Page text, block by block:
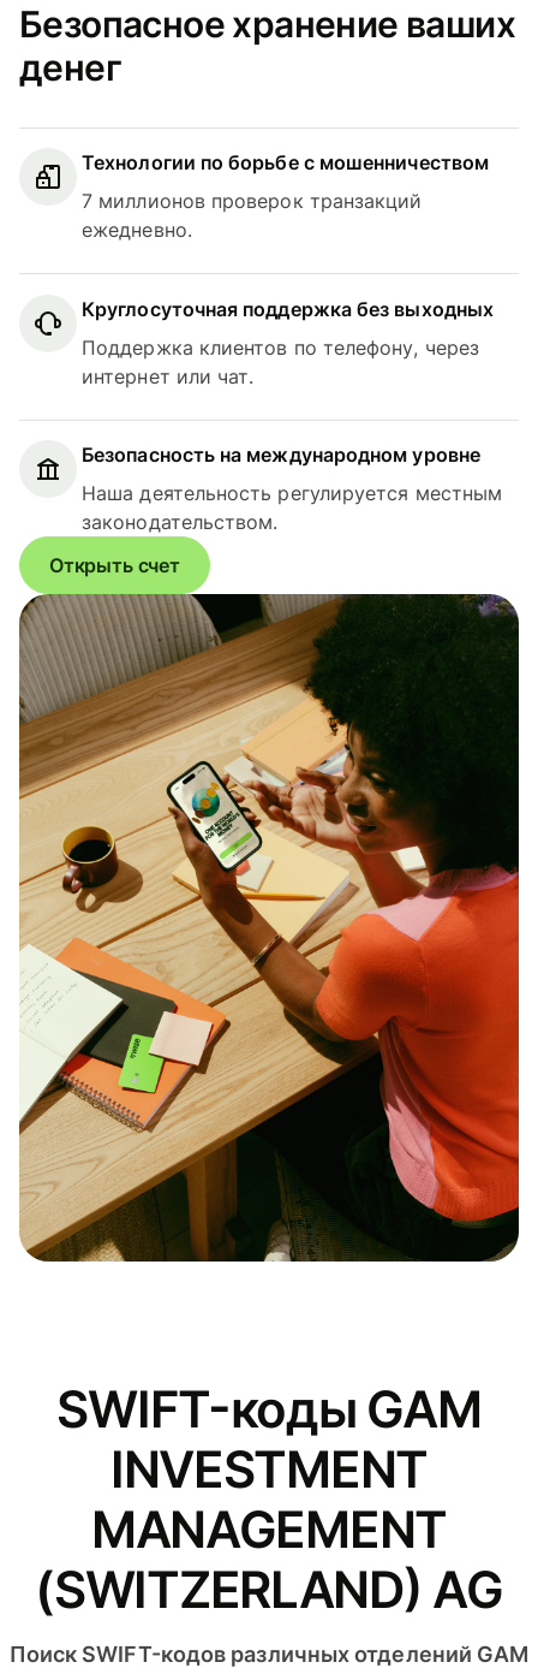
Безопасное хранение ваших
денег
Технологии по борьбе с мошенничеством
7 миллионов проверок транзакций
ежедневно.
Круглосуточная поддержка без выходных
Поддержка клиентов по телефону, через
интернет или чат.
Безопасность на международном уровне
Наша деятельность регулируется местным
законодательством.
Открыть счет
SWIFT-коды GAM
INVESTMENT
MANAGEMENT
(SWITZERLAND) AG
Поиск SWIFT-кодов различных отделений GAM